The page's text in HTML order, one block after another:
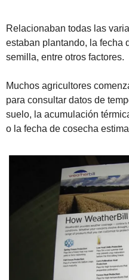
Relacionaban todas las
estaban plantando, la fecha
semilla, entre otros factores.
Muchos agricultores
para consultar datos de
suelo, la acumulación
o la fecha de cosecha